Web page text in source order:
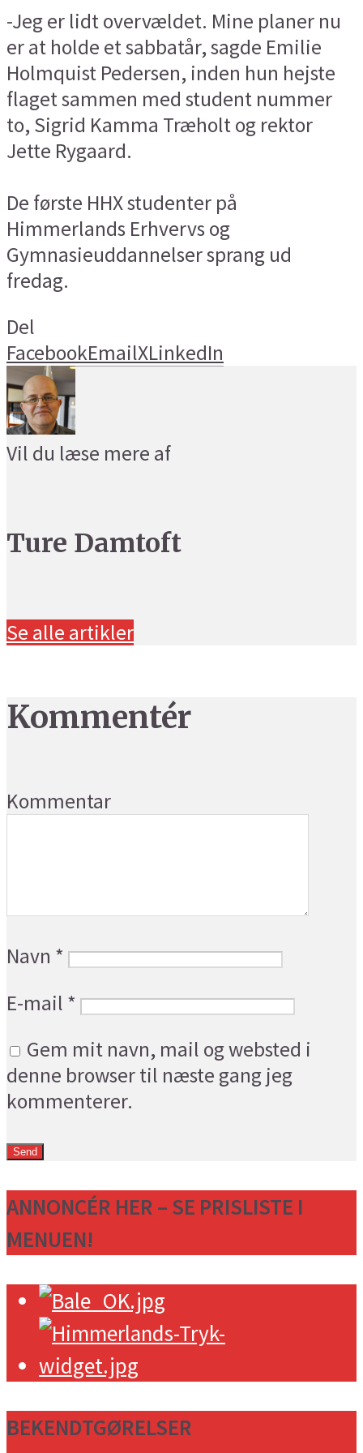
-Jeg er lidt overvældet. Mine planer nu
er at holde et sabbatår, sagde Emilie
Holmquist Pedersen, inden hun hejste
flaget sammen med student nummer
to, Sigrid Kamma Træholt og rektor
Jette Rygaard.
De første HHX studenter på
Himmerlands Erhvervs og
Gymnasieuddannelser sprang ud
fredag.
Del
FacebookEmailXLinkedIn
Vil du læse mere af
Ture Damtoft
Se alle artikler
Kommentér
Kommentar
Navn *
E-mail *
Gem mit navn, mail og websted i
denne browser til næste gang jeg
kommenterer.
ANNONCÉR HER – SE PRISLISTE I
MENUEN!
BEKENDTGØRELSER